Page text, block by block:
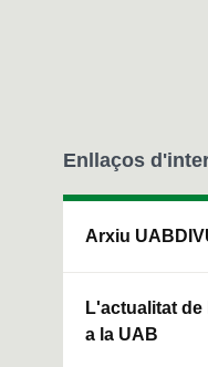
Enllaços
Arxiu
L'actualitat de
a la UAB